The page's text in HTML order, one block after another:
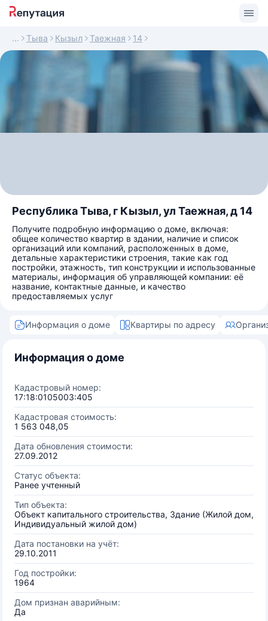
Тыва Кызыл Таежная 14
Республика Тыва, г Кызыл, ул Таежная, д 14
Получите подробную информацию о доме, включая:
общее количество квартир в здании, наличие и список
организаций или компаний, расположенных в доме,
детальные характеристики строения, такие как год
постройки, этажность, тип конструкции и использованные
материалы, информация об управляющей компании: её
название, контактные данные, и качество
предоставляемых услуг
Информация о доме Квартиры по адресу
Информация о доме
Кадастровый номер:
17:18:0105003:405
Кадастровая стоимость:
1 563 048,05
Дата обновления стоимости:
27.09.2012
Статус объекта:
Ранее учтенный
Тип объекта:
Объект капитального строительства, Здание (Жилой дом,
Индивидуальный жилой дом)
Дата постановки на учёт:
29.10.2011
Год постройки:
1964
Дом признан аварийным:
Да